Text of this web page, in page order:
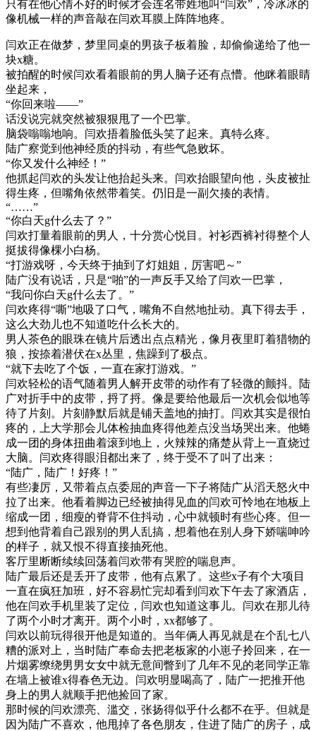
只有在他心情不好的时候才会连名带姓地叫“闫欢”，冷冰冰的
像机械一样的声音敲在闫欢耳膜上阵阵地疼。
闫欢正在做梦，梦里同桌的男孩子板着脸，却偷偷递给了他一
块x糖。
被拍醒的时候闫欢看着眼前的男人脑子还有点懵。他眯着眼睛
坐起来，
“你回来啦——”
话没说完就突然被狠狠甩了一个巴掌。
脑袋嗡嗡地响。闫欢捂着脸低头笑了起来。真特么疼。
陆广察觉到他神经质的抖动，有些气急败坏。
“你又发什么神经！”
他抓起闫欢的头发让他抬起头来。闫欢抬眼望向他，头皮被扯
得生疼，但嘴角依然带着笑。仍旧是一副欠揍的表情。
“……”
“你白天g什么去了？”
闫欢打量着眼前的男人，十分赏心悦目。衬衫西裤衬得整个人
挺拔得像棵小白杨。
“打游戏呀，今天终于抽到了灯姐姐，厉害吧～”
陆广没有说话，只是“啪”的一声反手又给了闫欢一巴掌，
“我问你白天g什么去了。”
闫欢疼得“嘶”地吸了口气，嘴角不自然地扯动。真下得去手，
这么大劲儿也不知道吃什么长大的。
男人茶色的眼珠在镜片后透出点点精光，像月夜里盯着猎物的
狼，按捺着潜伏在x丛里，焦躁到了极点。
“就下去吃了个饭，一直在家打游戏。”
闫欢轻松的语气随着男人解开皮带的动作有了轻微的颤抖。陆
广对折手中的皮带，捋了捋。像是要给他最后一次机会似地等
待了片刻。片刻静默后就是铺天盖地的抽打。闫欢其实是很怕
疼的，上大学那会儿体检抽血疼得他差点没当场哭出来。他蜷
成一团的身体扭曲着滚到地上，火辣辣的痛楚从背上一直烧过
大脑。闫欢疼得眼泪都出来了，终于受不了叫了出来：
“陆广，陆广！好疼！”
有些凄厉，又带着点点委屈的声音一下子将陆广从滔天怒火中
拉了出来。他看着脚边已经被抽得见血的闫欢可怜地在地板上
缩成一团，细瘦的脊背不住抖动，心中就顿时有些心疼。但一
想到他背着自己跟别的男人乱搞，想着他在别人身下娇喘呻吟
的样子，就又恨不得直接抽死他。
客厅里断断续续回荡着闫欢带有哭腔的喘息声。
陆广最后还是丢开了皮带，他有点累了。这些x子有个大项目
一直在疯狂加班，好不容易忙完却看到闫欢下午去了家酒店，
他在闫欢手机里装了定位，闫欢也知道这事儿。闫欢在那儿待
了两个小时才离开。两个小时，xx都够了。
闫欢以前玩得很开他是知道的。当年俩人再见就是在个乱七八
糟的派对上，当时陆广奉命去把老板家的小崽子拎回来，在一
片烟雾缭绕男男女女中就无意间瞥到了几年不见的老同学正靠
在墙上被谁x得春色无边。闫欢明显喝高了，陆广一把推开他
身上的男人就顺手把他捡回了家。
那时候的闫欢漂亮、滥交，张扬得似乎什么都不在乎。但就是
因为陆广不喜欢，他甩掉了各色朋友，住进了陆广的房子，成